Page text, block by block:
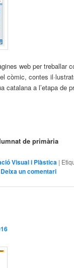
web per treballar
còmic, contes
catalana a l’etapa de
de primària
Visual i Plàstica |
Deixa un comentari